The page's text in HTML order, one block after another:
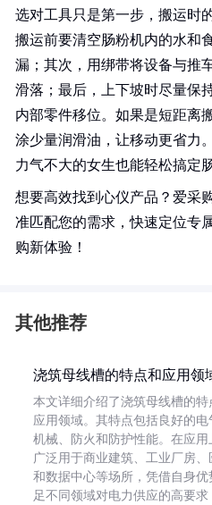
选对工具只是第一步，搬运时
搬运前要清空肠粉机内的水和
漏；其次，用绑带将设备与推
滑落；最后，上下坡时尽量保
内部零件移位。如果是短距离
涂少量润滑油，让移动更省力
力气不大的女生也能轻松搞定
想要高效找到心仪产品？爱采
准匹配您的需求，快速定位专
购新体验！
其他推荐
浇筑母线槽的特点和应用领
本文详细介绍了浇筑母线槽的特
应用领域。其特点包括良好的电
机械、防火和防护性能。在应用
广泛用于商业建筑、工业厂房、
和数据中心等场所，凭借自身优
足不同领域对电力供应的高要求